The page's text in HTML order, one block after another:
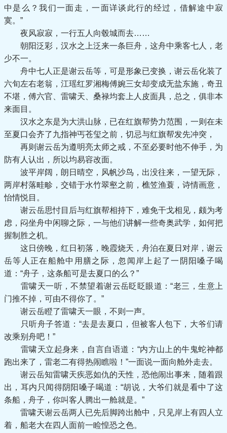
中是么？我们一面走，一面详谈此行的经过，借解途中寂
寞。”
夜风寂寂，一行五人向毂城而去……
朝阳泛彩，汉水之上泛来一条巨舟，这舟中乘客七人，老
少不一。
舟中七人正是谢云岳等，可是形象已变换，谢云岳化装了
六旬左右老翁，江瑶红罗湘梅傅婉三女却变成无盐东施，奇丑
不堪，傅六官、雷啸天、桑禄均套上人皮面具，总之，俱非本
来面目。
汉水之东是为大洪山脉，已在红旗帮势力范围，一则在未
至夏口会齐了九指神丐苍玺之前，切忌与红旗帮发先冲突，
再则谢云岳为遵明亮太师之戒，不至必要时他不伸手，为
防有人认出，所以均易容改面。
波平岸阔，朗日晴空，风帆沙鸟，出没往来，一望无际，
两岸村落畦畛，交错于水竹翠壑之前，樵笠渔蓑，诗情画意，
怡情悦目。
谢云岳思忖目后与红旗帮相持下，难免干戈相见，颇为考
虑，闷坐舟中闲聊之际，一与他们讲解一些奇奥武学，如何把
握制胜之机。
这日傍晚，红日初落，晚霞烧天，舟泊在夏日对岸，谢云
岳等人正在船舱中用膳之际，忽闻岸上起了一阴阳嗓子喝
道：“舟子，这条船可是去夏口的么？”
雷啸天一听，不禁望着谢云岳眨眨眼道：“老三，生意上
门推不掉，可由不得你了。”
谢云岳瞪了雷啸天一眼，不则一声。
只听舟子答道：“去是去夏口，但被客人包下，大爷们请
改乘别舟吧！”
雷啸天立起身来，自言自语道：“内方山上的牛鬼蛇神都
跑出来了，雷老二有得热闹瞧啦！”一面说一面向舱外走去。
谢云岳知雷啸天疾恶如仇的天性，恐他闹出事来，随着跟
出，耳内只闻得阴阳嗓子喝道：“胡说，大爷们就是看中了这
条船，舟子，你叫客人腾出一舱就是。”
雷啸天谢云岳两人已先后脚跨出舱中，只见岸上有四人立
着，船老大在四人面前一睑惶恐之色。